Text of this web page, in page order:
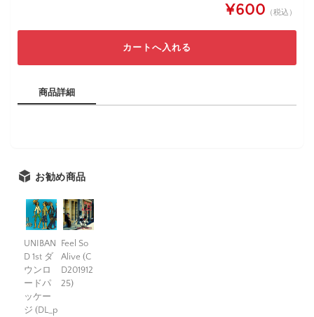
¥600 （税込）
商品詳細
お勧め商品
UNIBAN
D 1st ダ
ウンロ
ードパ
ッケー
ジ (DL_p
Feel So
Alive (C
D201912
25)